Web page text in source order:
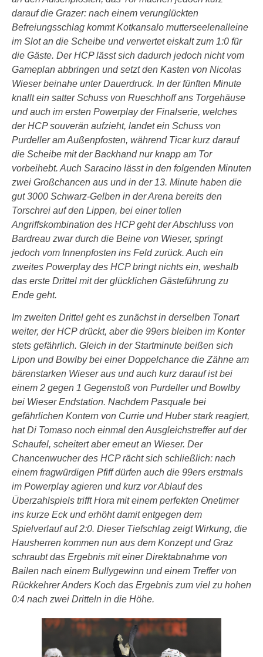
darauf die Grazer: nach einem verunglückten
Befreiungsschlag kommt Kotkansalo mutterseelenalleine
im Slot an die Scheibe und verwertet eiskalt zum 1:0 für
die Gäste. Der HCP lässt sich dadurch jedoch nicht vom
Gameplan abbringen und setzt den Kasten von Nicolas
Wieser beinahe unter Dauerdruck. In der fünften Minute
knallt ein satter Schuss von Rueschhoff ans Torgehäuse
und auch im ersten Powerplay der Finalserie, welches
der HCP souverän aufzieht, landet ein Schuss von
Purdeller am Außenpfosten, während Ticar kurz darauf
die Scheibe mit der Backhand nur knapp am Tor
vorbeihebt. Auch Saracino lässt in den folgenden Minuten
zwei Großchancen aus und in der 13. Minute haben die
gut 3000 Schwarz-Gelben in der Arena bereits den
Torschrei auf den Lippen, bei einer tollen
Angriffskombination des HCP geht der Abschluss von
Bardreau zwar durch die Beine von Wieser, springt
jedoch vom Innenpfosten ins Feld zurück. Auch ein
zweites Powerplay des HCP bringt nichts ein, weshalb
das erste Drittel mit der glücklichen Gästeführung zu
Ende geht.
Im zweiten Drittel geht es zunächst in derselben Tonart
weiter, der HCP drückt, aber die 99ers bleiben im Konter
stets gefährlich. Gleich in der Startminute beißen sich
Lipon und Bowlby bei einer Doppelchance die Zähne am
bärenstarken Wieser aus und auch kurz darauf ist bei
einem 2 gegen 1 Gegenstoß von Purdeller und Bowlby
bei Wieser Endstation. Nachdem Pasquale bei
gefährlichen Kontern von Currie und Huber stark reagiert,
hat Di Tomaso noch einmal den Ausgleichstreffer auf der
Schaufel, scheitert aber erneut an Wieser. Der
Chancenwucher des HCP rächt sich schließlich: nach
einem fragwürdigen Pfiff dürfen auch die 99ers erstmals
im Powerplay agieren und kurz vor Ablauf des
Überzahlspiels trifft Hora mit einem perfekten Onetimer
ins kurze Eck und erhöht damit entgegen dem
Spielverlauf auf 2:0. Dieser Tiefschlag zeigt Wirkung, die
Hausherren kommen nun aus dem Konzept und Graz
schraubt das Ergebnis mit einer Direktabnahme von
Bailen nach einem Bullygewinn und einem Treffer von
Rückkehrer Anders Koch das Ergebnis zum viel zu hohen
0:4 nach zwei Dritteln in die Höhe.